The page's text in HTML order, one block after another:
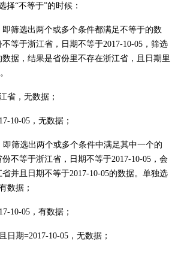
择“不等于”的时候：
即筛选出两个或多个条件都满足不等于的数
等于浙江省，日期不等于2017-10-05，筛选
据，结果是省份里不存在浙江省，且日期里
省，无数据；
10-05，无数据；
即筛选出两个或多个条件中满足其中一个的
不等于浙江省，日期不等于2017-10-05，会
并且日期不等于2017-10-05的数据。单独选
数据；
10-05，有数据；
日期=2017-10-05，无数据；